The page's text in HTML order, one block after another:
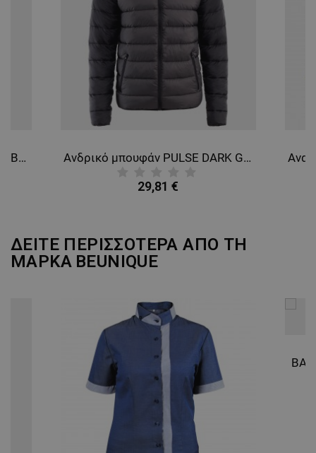
Ανδρικό μπουφάν PULSE NAVY BLUE/BLACK Ανδρικό μπουφάν PULSE DARK GREY/BLACK
29,81 €
ΔΕΙΤΕ ΠΕΡΙΣΣΟΤΕΡΑ ΑΠΟ ΤΗ
ΜΑΡΚΑ BEUNIQUE